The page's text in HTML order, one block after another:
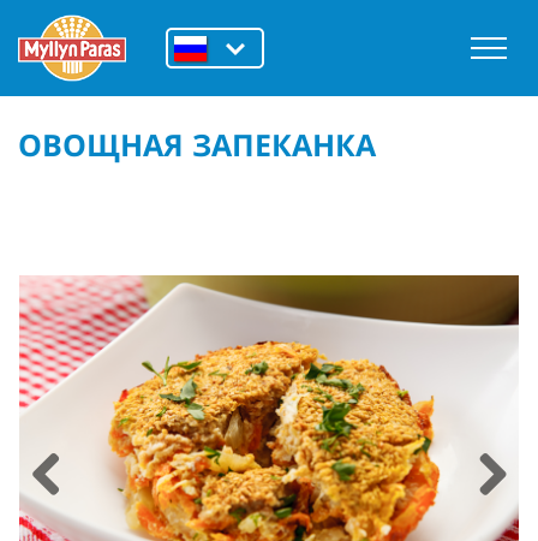
ОВОЩНАЯ ЗАПЕКАНКА
Previous Next